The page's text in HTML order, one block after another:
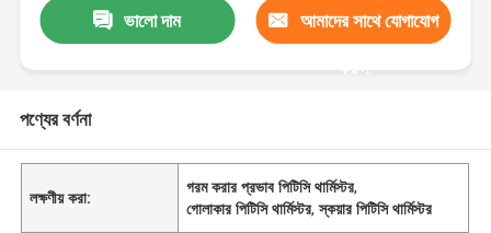
ভালো দাম আমাদের সাথে যোগাযোগ
করুন
পণ্যের বর্ণনা
লক্ষণীয় করা:
গরম করার প্রভাব পিটিসি থার্মিস্টর,
গোলাকার পিটিসি থার্মিস্টর,স্কয়ার পিটিসি থার্মিস্টর